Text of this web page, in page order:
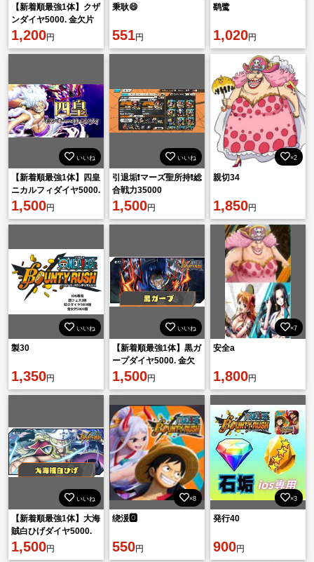
【新着順最強1体】クザ
ンダイヤ5000. 金欠片
1601機種 IOS
1,200円
秉耿😄
551円
鹞鹭
1,020円
いいね
【新着順最強1体】四皇
ニカルフィダイヤ5000.
金欠片1601機種 IOS
1,500円
いいね
引退垢❗️マーズ聖所持❗️総
合戦力35000
1,500円
×2
親切34
1,850円
いいね
製30
1,350円
いいね
【新着順最強1体】黒ガ
ープダイヤ5000. 金欠
片1800機種IOS
1,500円
×7
安全a
1,800円
いいね
【新着順最強1体】大海
賊白ひげダイヤ5000.
金欠片1601機種 IOS
1,500円
×8
绕湲🅾️
550円
×3
発行40
900円